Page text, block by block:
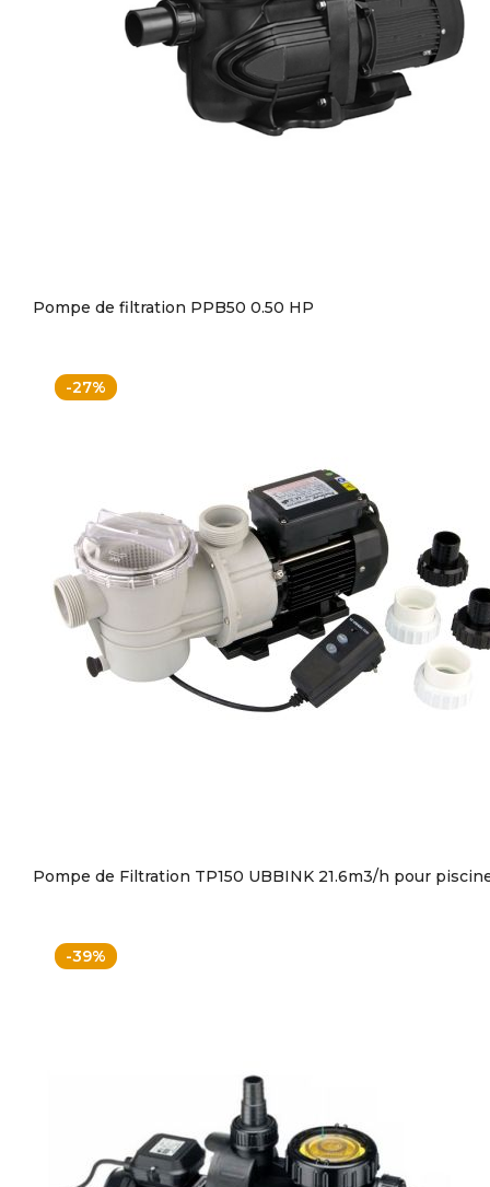
Pompe de filtration PPB50 0.50 HP
-27%
Pompe de Filtration TP150 UBBINK 21.6m3/h pour
-39%